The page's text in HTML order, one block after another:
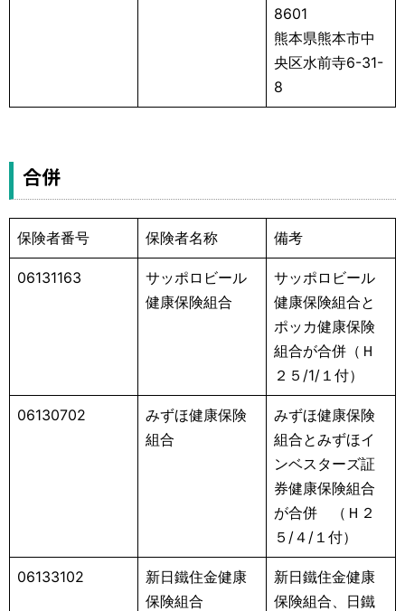
8601
熊本県熊本市中
央区水前寺6-31-
8
合併
保険者番号 保険者名称 備考
06131163
サッポロビール
健康保険組合
サッポロビール
健康保険組合と
ポッカ健康保険
組合が合併（Ｈ
２５/1/１付）
06130702
みずほ健康保険
組合
みずほ健康保険
組合とみずほイ
ンベスターズ証
券健康保険組合
が合併 （Ｈ２
５/４/１付）
06133102
新日鐵住金健康
保険組合
新日鐵住金健康
保険組合、日鐵